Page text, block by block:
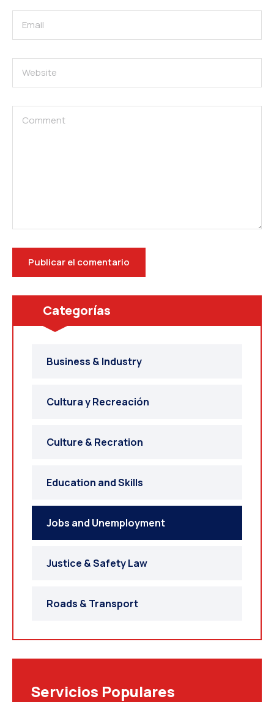
Categorías
Business & Industry
Cultura y Recreación
Culture & Recration
Education and Skills
Jobs and Unemployment
Justice & Safety Law
Roads & Transport
Servicios Populares